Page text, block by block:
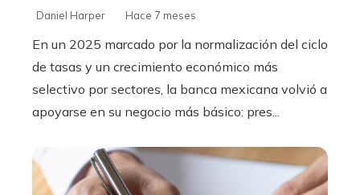
Daniel Harper Hace 7 meses
En un 2025 marcado por la normalización del ciclo
de tasas y un crecimiento económico más
selectivo por sectores, la banca mexicana volvió a
apoyarse en su negocio más básico: pres...